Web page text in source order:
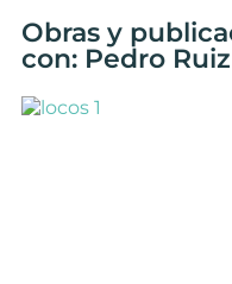
Obras y
con: Pedro Ruiz